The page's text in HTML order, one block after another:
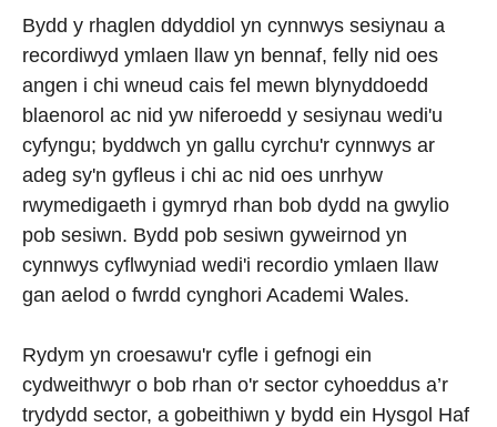
Bydd y rhaglen ddyddiol yn cynnwys sesiynau a
recordiwyd ymlaen llaw yn bennaf, felly nid oes
angen i chi wneud cais fel mewn blynyddoedd
blaenorol ac nid yw niferoedd y sesiynau wedi'u
cyfyngu; byddwch yn gallu cyrchu'r cynnwys ar
adeg sy'n gyfleus i chi ac nid oes unrhyw
rwymedigaeth i gymryd rhan bob dydd na gwylio
pob sesiwn. Bydd pob sesiwn gyweirnod yn
cynnwys cyflwyniad wedi'i recordio ymlaen llaw
gan aelod o fwrdd cynghori Academi Wales.
Rydym yn croesawu'r cyfle i gefnogi ein
cydweithwyr o bob rhan o'r sector cyhoeddus a’r
trydydd sector, a gobeithiwn y bydd ein Hysgol Haf